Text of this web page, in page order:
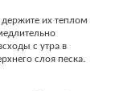
их теплом
с утра в
слоя песка.